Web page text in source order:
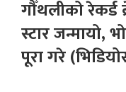
गौँथलीको रेकर्ड
स्टार जन्मायो,
पूरा गरे